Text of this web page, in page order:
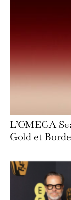
L’OMEGA
Gold et